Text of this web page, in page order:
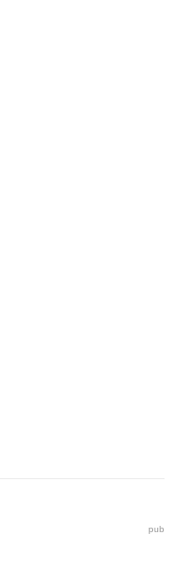
pub